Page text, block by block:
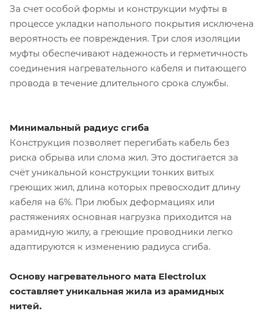
За счет особой формы и конструкции муфты в
процессе укладки напольного покрытия исключена
вероятность ее повреждения. Три слоя изоляции
муфты обеспечивают надежность и герметичность
соединения нагревательного кабеля и питающего
провода в течение длительного срока службы.
Минимальный радиус сгиба
Конструкция позволяет перегибать кабель без
риска обрыва или слома жил. Это достигается за
счёт уникальной конструкции тонких витых
греющих жил, длина которых превосходит длину
кабеля на 6%. При любых деформациях или
растяжениях основная нагрузка приходится на
арамидную жилу, а греющие проводники легко
адаптируются к изменению радиуса сгиба.
Основу нагревательного мата Electrolux
составляет уникальная жила из арамидных
нитей.